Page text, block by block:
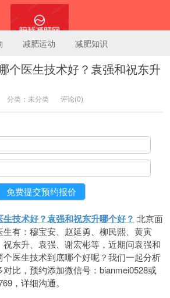
减肥运动 减肥知识
个医生技术好？袁强和祝东升
分类：未分类 评论(0)
技术好？袁强和祝东升哪个好？ 北京面
有：穆宝安、赵延勇、柳民熙、黄寅
东升、袁强、谢宏彬等，近期问袁强和
医生技术到底哪个好呢？我们一起分析
比，预约添加微信号：bianmei0528或
，详细沟通。